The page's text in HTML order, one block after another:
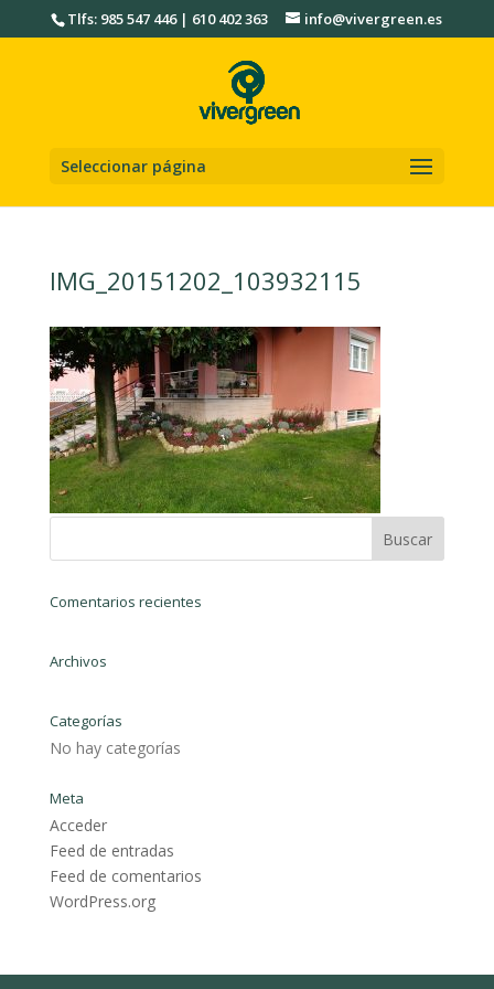
Tlfs: 985 547 446 | 610 402 363 info@vivergreen.es
Seleccionar página
IMG_20151202_103932115
Comentarios recientes
Archivos
Categorías
No hay categorías
Meta
Acceder
Feed de entradas
Feed de comentarios
WordPress.org